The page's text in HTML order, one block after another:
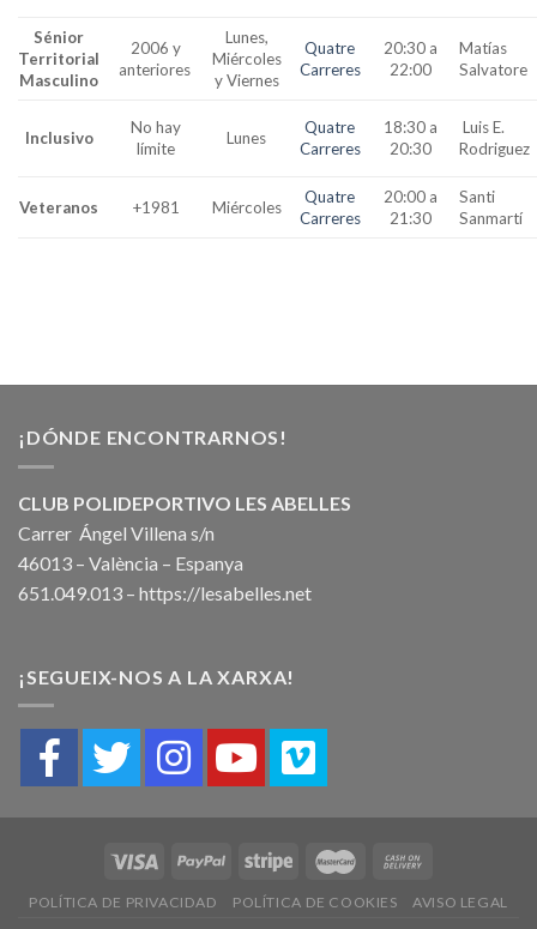
Sénior
Territorial
Masculino
2006 y
anteriores
Lunes,
Miércoles
y Viernes
Quatre
Carreres
20:30 a
22:00
Matías
Salvatore
Inclusivo
No hay
límite
Lunes
Quatre
Carreres
18:30 a
20:30
Luis E.
Rodriguez
Veteranos +1981 Miércoles
Quatre
Carreres
20:00 a
21:30
Santi
Sanmartí
¡DÓNDE ENCONTRARNOS!
CLUB POLIDEPORTIVO LES ABELLES
Carrer Ángel Villena s/n
46013 – València – Espanya
651.049.013 – https://lesabelles.net
¡SEGUEIX-NOS A LA XARXA!
POLÍTICA DE PRIVACIDAD POLÍTICA DE COOKIES AVISO LEGAL